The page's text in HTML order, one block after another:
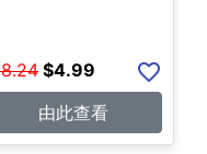
8.24 $4.99
由此查看